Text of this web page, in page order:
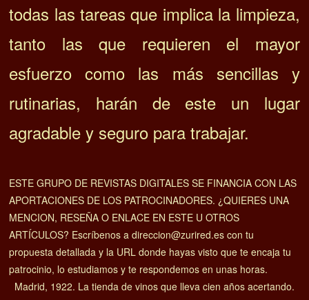
todas las tareas que implica la limpieza,
tanto las que requieren el mayor
esfuerzo como las más sencillas y
rutinarias, harán de este un lugar
agradable y seguro para trabajar.
ESTE GRUPO DE REVISTAS DIGITALES SE FINANCIA CON LAS
APORTACIONES DE LOS PATROCINADORES. ¿QUIERES UNA
MENCION, RESEÑA O ENLACE EN ESTE U OTROS
ARTÍCULOS? Escríbenos a direccion@zurired.es con tu
propuesta detallada y la URL donde hayas visto que te encaja tu
patrocinio, lo estudiamos y te respondemos en unas horas.
Madrid, 1922. La tienda de vinos que lleva cien años acertando.